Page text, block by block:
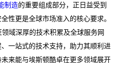
制造的重要组成部分，正日益受到
性更是全球市场准入的核心要求。
领域深厚的技术积累及全球服务网
一站式的技术支持，助力其顺利进
来能与埃斯顿酷卓在更多领域展开